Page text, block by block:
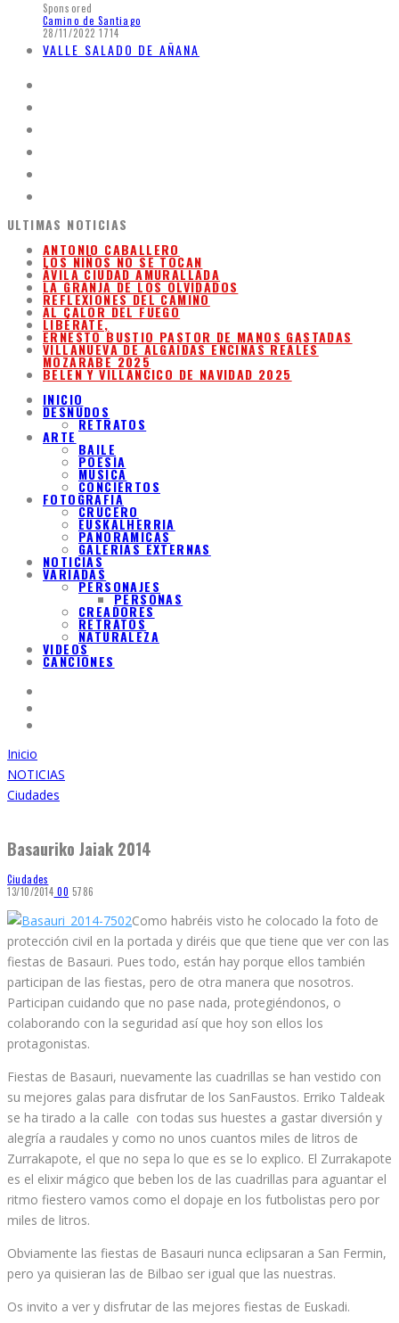
Sponsored
Camino de Santiago
28/11/2022 1714
VALLE SALADO DE AÑANA
ULTIMAS NOTICIAS
ANTONIO CABALLERO
LOS NIÑOS NO SE TOCAN
ÁVILA CIUDAD AMURALLADA
LA GRANJA DE LOS OLVIDADOS
REFLEXIONES DEL CAMINO
AL CALOR DEL FUEGO
LIBÉRATE,
ERNESTO BUSTIO PASTOR DE MANOS GASTADAS
VILLANUEVA DE ALGAIDAS ENCINAS REALES
MOZARABE 2025
BELEN Y VILLANCICO DE NAVIDAD 2025
INICIO
DESNUDOS
RETRATOS
ARTE
BAILE
POESIA
MUSICA
CONCIERTOS
FOTOGRAFIA
CRUCERO
EUSKALHERRIA
PANORAMICAS
GALERIAS EXTERNAS
NOTICIAS
VARIADAS
PERSONAJES
PERSONAS
CREADORES
RETRATOS
NATURALEZA
VIDEOS
CANCIONES
Inicio
NOTICIAS
Ciudades
Basauriko Jaiak 2014
Ciudades
13/10/2014 00 5786
Como habréis visto he colocado la foto de
protección civil en la portada y diréis que que tiene que ver con las
fiestas de Basauri. Pues todo, están hay porque ellos también
participan de las fiestas, pero de otra manera que nosotros.
Participan cuidando que no pase nada, protegiéndonos, o
colaborando con la seguridad así que hoy son ellos los
protagonistas.
Fiestas de Basauri, nuevamente las cuadrillas se han vestido con
su mejores galas para disfrutar de los SanFaustos. Erriko Taldeak
se ha tirado a la calle con todas sus huestes a gastar diversión y
alegría a raudales y como no unos cuantos miles de litros de
Zurrakapote, el que no sepa lo que es se lo explico. El Zurrakapote
es el elixir mágico que beben los de las cuadrillas para aguantar el
ritmo fiestero vamos como el dopaje en los futbolistas pero por
miles de litros.
Obviamente las fiestas de Basauri nunca eclipsaran a San Fermin,
pero ya quisieran las de Bilbao ser igual que las nuestras.
Os invito a ver y disfrutar de las mejores fiestas de Euskadi.